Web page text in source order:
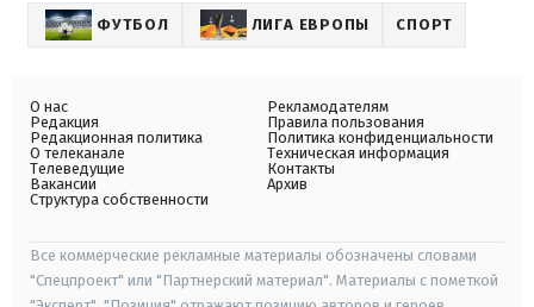
ФУТБОЛ ЛИГА ЕВРОПЫ СПОРТ
О нас
Редакция
Редакционная политика
О телеканале
Телеведущие
Вакансии
Структура собственности
Рекламодателям
Правила пользования
Политика конфиденциальности
Техническая информация
Контакты
Архив
Все коммерческие рекламные материалы обозначены словами
"Спецпроект" или "Партнерский материал". Материалы с пометкой